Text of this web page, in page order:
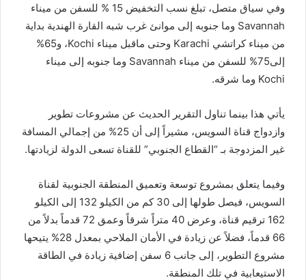
وفي سياق متصل، تبلغ نسب التخفيض 15 % للسفن من ميناء
Savannah وما جنوبه إلى موانئ غرب شبه القارة الهندية بداية
من ميناء كراتشي Karachi وحتى ماقبل ميناء Kochi، و65%
إلى75% للسفن من ميناء Savannah وما جنوبه إلى ميناء
Kochi وما شرقه.
يأتي هذا بينما تناول التقرير الحديث عن مشروعات تطوير
وازدواج قناة السويس، مشيراً إلى أن 25% من إجمالي المسافة
غير المزدوجة بـ “القطاع الجنوبي” للقناة تسعى الدولة لزيادتها.
وفيما يتعلق بمشروع توسعة وتعميق المنطقة الجنوبية لقناة
السويس، فيصل طولها إلى 30 كم من الكيلو 132 إلى الكيلو
162 ترقيم قناة، وعرض 40 متراً شرقاً وعمق 72 قدماً بدلاً من
66 قدماً، فضلاً عن زيادة في الأمان الملاحي بمعدل 28% يتيحها
مشروع التطوير، إلى جانب 6 سفن إضافية زيادة في الطاقة
الاستيعابية في تلك المنطقة.